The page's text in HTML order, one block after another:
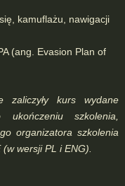
kamuflażu, nawigacji
(ang. Evasion Plan of
zaliczyły kurs wydane
szkolenia,
organizatora szkolenia
wersji PL i ENG).